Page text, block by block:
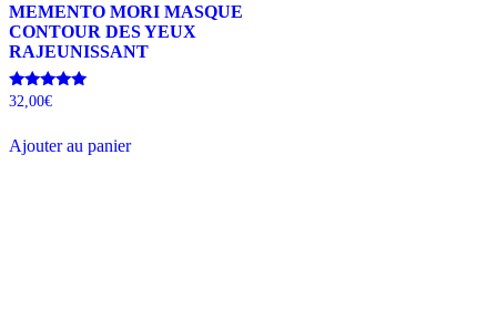
MEMENTO MORI MASQUE
CONTOUR DES YEUX
RAJEUNISSANT
Note
32,00€
Ajouter au panier